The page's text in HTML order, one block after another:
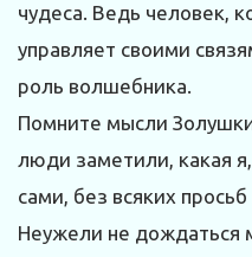
чудеса. Ведь человек,
управляет своими
роль волшебника.
Помните мысли
люди заметили, какая
сами, без всяких
Неужели не дождаться